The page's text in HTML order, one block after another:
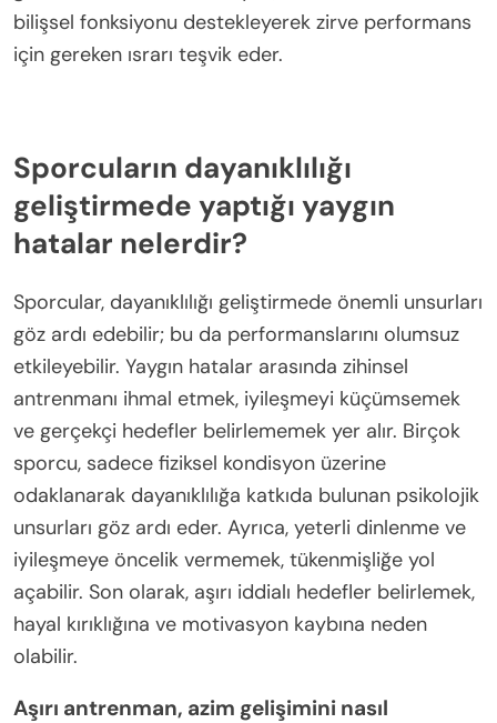
bilişsel fonksiyonu destekleyerek zirve performans
için gereken ısrarı teşvik eder.
Sporcuların dayanıklılığı
geliştirmede yaptığı yaygın
hatalar nelerdir?
Sporcular, dayanıklılığı geliştirmede önemli unsurları
göz ardı edebilir; bu da performanslarını olumsuz
etkileyebilir. Yaygın hatalar arasında zihinsel
antrenmanı ihmal etmek, iyileşmeyi küçümsemek
ve gerçekçi hedefler belirlememek yer alır. Birçok